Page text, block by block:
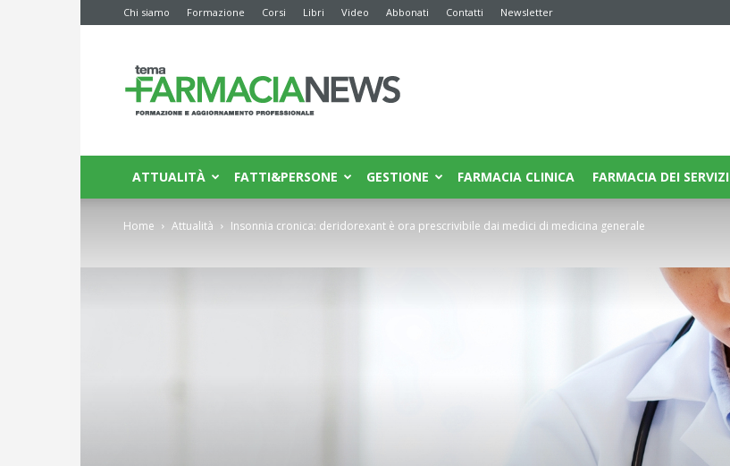
Chi siamo Formazione Corsi Libri Video Abbonati Contatti Newsletter
News
ATTUALITÀ FATTI&PERSONE GESTIONE FARMACIA CLINICA FARMACIA DEI SERVIZI
Home Attualità Insonnia cronica: deridorexant è ora prescrivibile dai medici di medicina generale